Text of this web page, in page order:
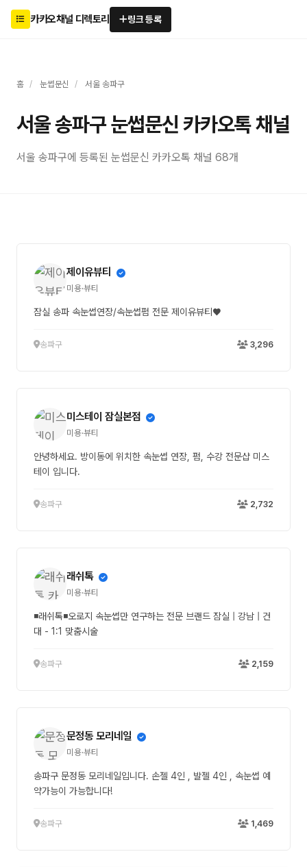
카카오채널 디렉토리 링크 등록
홈 / 눈썹문신 / 서울 송파구
서울 송파구 눈썹문신 카카오톡 채널
서울 송파구에 등록된 눈썹문신 카카오톡 채널 68개
제이유뷰티
미용·뷰티
잠실 송파 속눈썹연장/속눈썹펌 전문 제이유뷰티♥
송파구 3,296
미스테이 잠실본점
미용·뷰티
안녕하세요. 방이동에 위치한 속눈썹 연장, 펌, 수강 전문샵 미스
테이 입니다.
송파구 2,732
래쉬톡
미용·뷰티
◾래쉬톡◾오로지 속눈썹만 연구하는 전문 브랜드 잠실 | 강남 | 건
대 - 1:1 맞춤시술
송파구 2,159
문정동 모리네일
미용·뷰티
송파구 문정동 모리네일입니다. 손젤 4인 , 발젤 4인 , 속눈썹 예
약가능이 가능합니다!
송파구 1,469